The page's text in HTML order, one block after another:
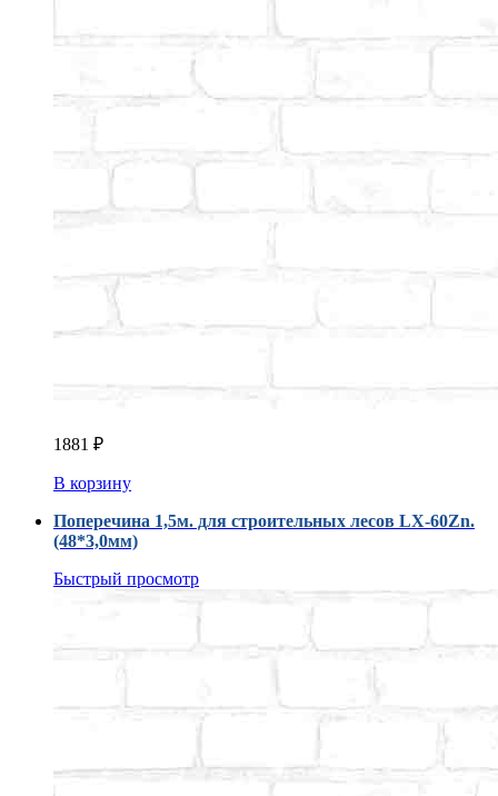
1881 ₽
В корзину
Поперечина 1,5м. для строительных лесов LX-60Zn.
(48*3,0мм)
Быстрый просмотр